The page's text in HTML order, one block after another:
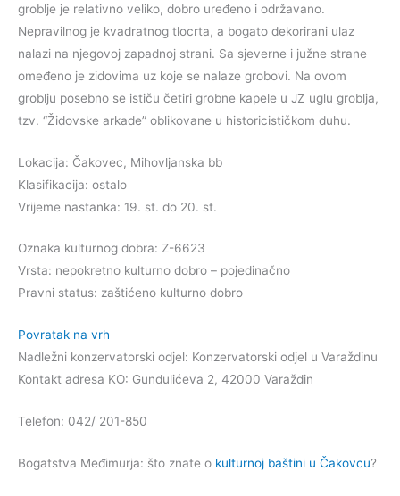
groblje je relativno veliko, dobro uređeno i održavano.
Nepravilnog je kvadratnog tlocrta, a bogato dekorirani ulaz
nalazi na njegovoj zapadnoj strani. Sa sjeverne i južne strane
omeđeno je zidovima uz koje se nalaze grobovi. Na ovom
groblju posebno se ističu četiri grobne kapele u JZ uglu groblja,
tzv. “Židovske arkade” oblikovane u historicističkom duhu.
Lokacija: Čakovec, Mihovljanska bb
Klasifikacija: ostalo
Vrijeme nastanka: 19. st. do 20. st.
Oznaka kulturnog dobra: Z-6623
Vrsta: nepokretno kulturno dobro – pojedinačno
Pravni status: zaštićeno kulturno dobro
Povratak na vrh
Nadležni konzervatorski odjel: Konzervatorski odjel u Varaždinu
Kontakt adresa KO: Gundulićeva 2, 42000 Varaždin
Telefon: 042/ 201-850
Bogatstva Međimurja: što znate o kulturnoj baštini u Čakovcu?